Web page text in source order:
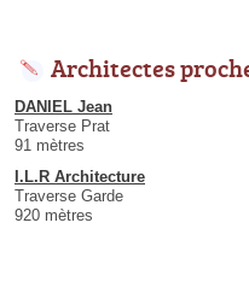
Architectes
DANIEL Jean
Traverse Prat
91 mètres
I.L.R Architecture
Traverse Garde
920 mètres